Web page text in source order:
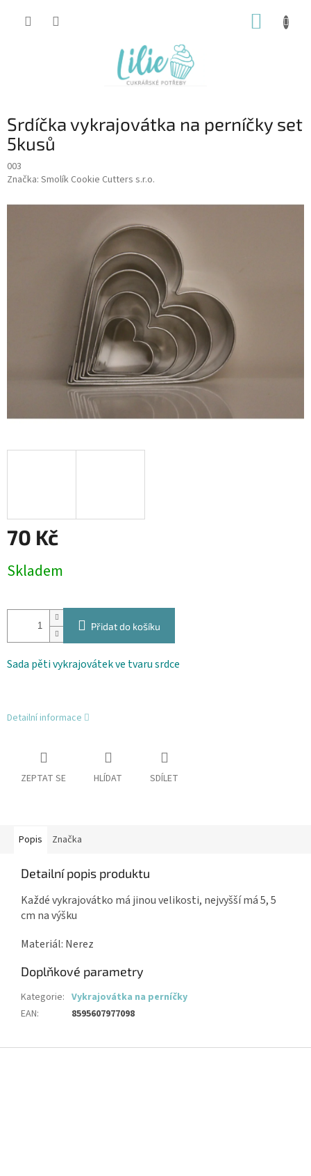
Srdíčka vykrajovátka na perníčky set
5kusů
003
Značka: Smolík Cookie Cutters s.r.o.
70 Kč
cena:
Skladem
Přidat do košíku
Sada pěti vykrajovátek ve tvaru srdce
Detailní informace
ZEPTAT SE HLÍDAT SDÍLET
Popis Značka
Detailní popis produktu
Každé vykrajovátko má jinou velikosti, nejvyšší má 5, 5
cm na výšku
Materiál: Nerez
Doplňkové parametry
Kategorie: Vykrajovátka na perníčky
EAN: 8595607977098